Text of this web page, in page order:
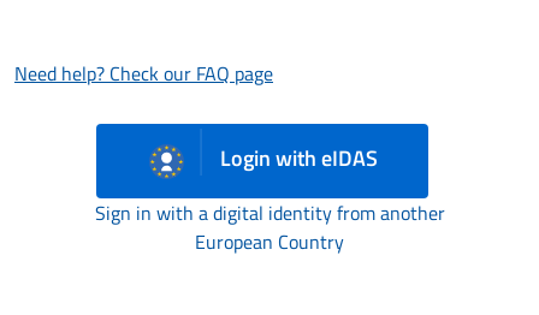
Need help? Check our FAQ page
Login with eIDAS
Sign in with a digital identity from another
European Country